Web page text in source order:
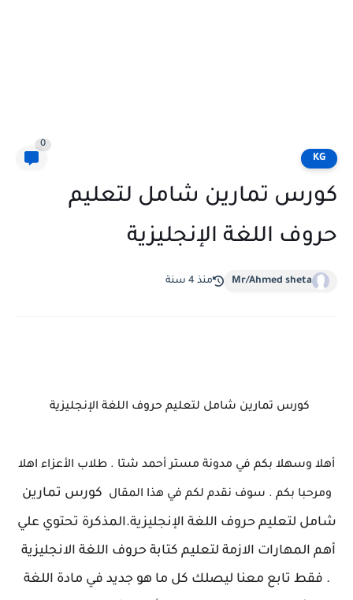
KG
0
كورس تمارين شامل لتعليم
حروف اللغة الإنجليزية
Mr/Ahmed sheta منذ 4 سنة
كورس تمارين شامل لتعليم حروف اللغة الإنجليزية
أهلا وسهلا بكم في مدونة مستر أحمد شتا . طلاب الأعزاء اهلا
ومرحبا بكم . سوف نقدم لكم في هذا المقال كورس تمارين
شامل لتعليم حروف اللغة الإنجليزية.المذكرة تحتوي علي
أهم المهارات الازمة لتعليم كتابة حروف اللغة الانجليزية
. فقط تابع معنا ليصلك كل ما هو جديد في مادة اللغة